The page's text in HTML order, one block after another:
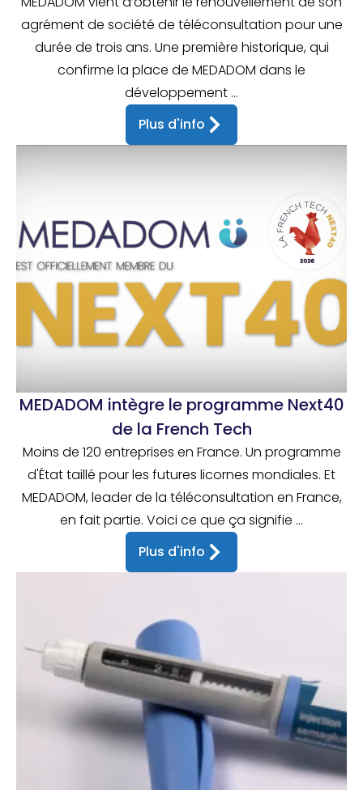
agrément de société de téléconsultation pour une
durée de trois ans. Une première historique, qui
confirme la place de MEDADOM dans le
développement ...
Plus d'info
MEDADOM intègre le programme Next40
de la French Tech
Moins de 120 entreprises en France. Un programme
d'État taillé pour les futures licornes mondiales. Et
MEDADOM, leader de la téléconsultation en France,
en fait partie. Voici ce que ça signifie ...
Plus d'info